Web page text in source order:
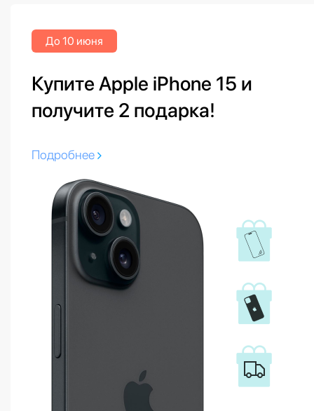
До 10 июня
Купите Apple iPhone 15 и
получите 2 подарка!
Подробнее